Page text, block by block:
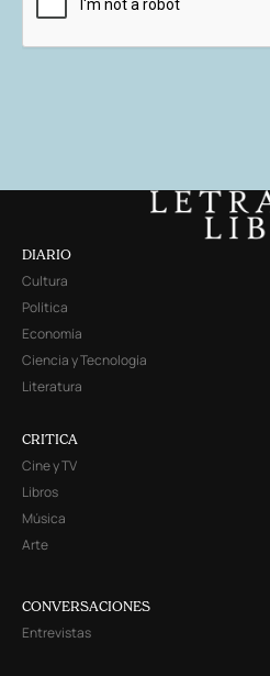
DIARIO
Cultura
Política
Economía
Ciencia y Tecnología
Literatura
CRITICA
Cine y TV
Libros
Música
Arte
CONVERSACIONES
Entrevistas